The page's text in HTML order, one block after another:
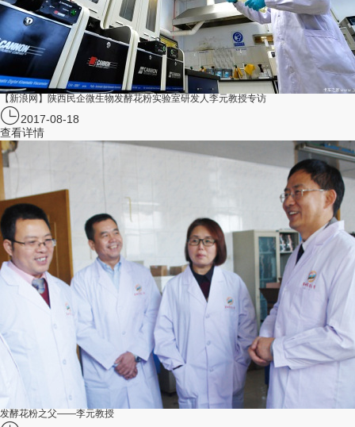
【新浪网】陕西民企微生物发酵花粉实验室研发人李元教授专访
2017-08-18
查看详情
发酵花粉之父——李元教授